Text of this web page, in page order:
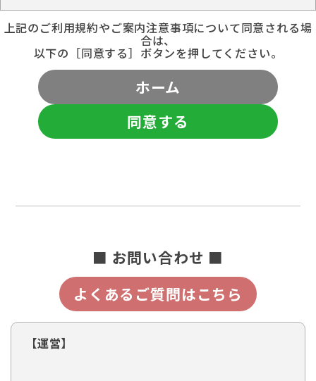
上記のご利用規約やご案内注意事項について同意される場
合は、
以下の［同意する］ボタンを押してください。
ホーム
同意する
■ お問い合わせ ■
よくあるご質問はこちら
【運営】